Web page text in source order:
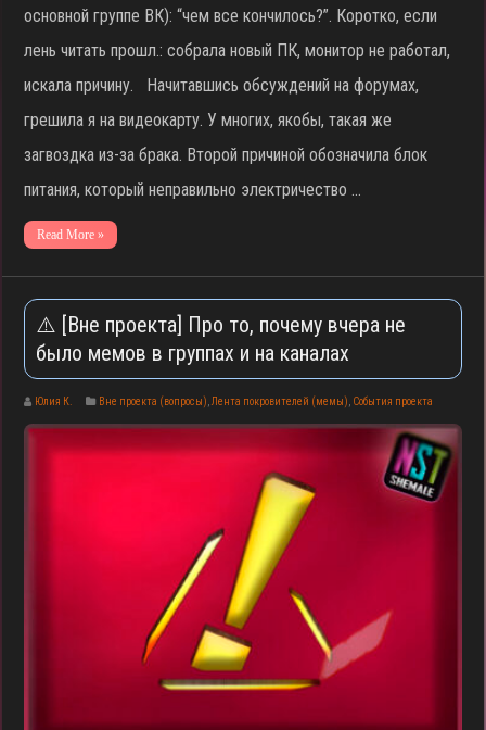
основной группе ВК): “чем все кончилось?”. Коротко, если
лень читать прошл.: собрала новый ПК, монитор не работал,
искала причину. Начитавшись обсуждений на форумах,
грешила я на видеокарту. У многих, якобы, такая же
загвоздка из-за брака. Второй причиной обозначила блок
питания, который неправильно электричество …
Read More »
⚠️ [Вне проекта] Про то, почему вчера не
было мемов в группах и на каналах
Юлия К. Вне проекта (вопросы) ,Лента покровителей (мемы) События проекта